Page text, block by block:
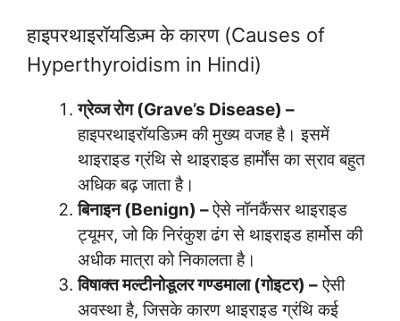
हाइपरथाइरॉयडिज़्म के कारण (Causes of
Hyperthyroidism in Hindi)
ग्रेव्ज रोग (Grave’s Disease) –
हाइपरथाइरॉयडिज़्म की मुख्य वजह है। इसमें
थाइराइड ग्रंथि से थाइराइड हार्मोंस का स्राव बहुत
अधिक बढ़ जाता है।
बिनाइन (Benign) –ऐसे नॉनकैंसर थाइराइड
ट्यूमर, जो कि निरंकुश ढंग से थाइराइड हार्मोस की
अधीक मात्रा को निकालता है।
विषाक्त मल्टीनोडूलर गण्डमाला (गोइटर) –ऐसी
अवस्था है, जिसके कारण थाइराइड ग्रंथि कई